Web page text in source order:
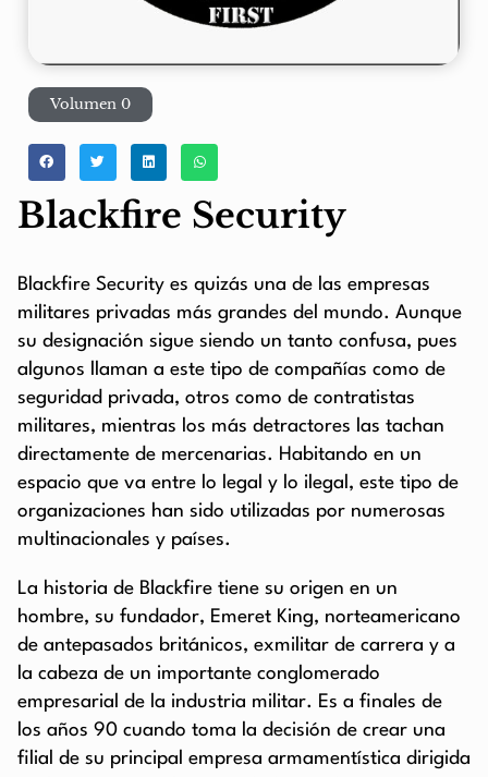
Volumen 0
Blackfire Security
Blackfire Security es quizás una de las empresas
militares privadas más grandes del mundo. Aunque
su designación sigue siendo un tanto confusa, pues
algunos llaman a este tipo de compañías como de
seguridad privada, otros como de contratistas
militares, mientras los más detractores las tachan
directamente de mercenarias. Habitando en un
espacio que va entre lo legal y lo ilegal, este tipo de
organizaciones han sido utilizadas por numerosas
multinacionales y países.
La historia de Blackfire tiene su origen en un
hombre, su fundador, Emeret King, norteamericano
de antepasados británicos, exmilitar de carrera y a
la cabeza de un importante conglomerado
empresarial de la industria militar. Es a finales de
los años 90 cuando toma la decisión de crear una
filial de su principal empresa armamentística dirigida